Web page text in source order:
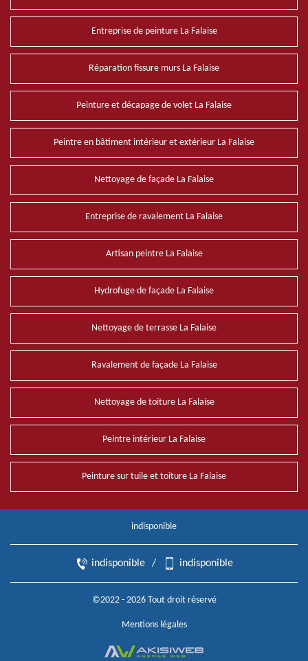
Entreprise de peinture La Falaise
Réparation fissure murs La Falaise
Peinture et décapage de volet La Falaise
Peintre en bâtiment intérieur et extérieur La Falaise
Nettoyage de façade La Falaise
Entreprise de ravalement La Falaise
Artisan peintre La Falaise
Hydrofuge de façade La Falaise
Nettoyage de terrasse La Falaise
Ravalement de façade La Falaise
Nettoyage de toiture La Falaise
Peintre intérieur La Falaise
Peinture sur tuile et toiture La Falaise
indisponible
indisponible / indisponible
©2022 - 2026 Tout droit réservé
Mentions légales